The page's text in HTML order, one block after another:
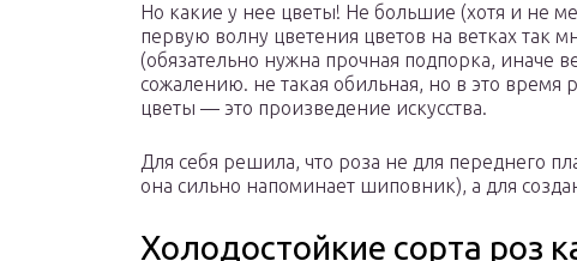
Но какие у нее цветы! Не большие (хотя и не
первую волну цветения цветов на ветках так
(обязательно нужна прочная подпорка, иначе
сожалению. не такая обильная, но в это
цветы — это произведение искусства.
Для себя решила, что роза не для переднего
она сильно напоминает шиповник), а для
Холодостойкие сорта роз